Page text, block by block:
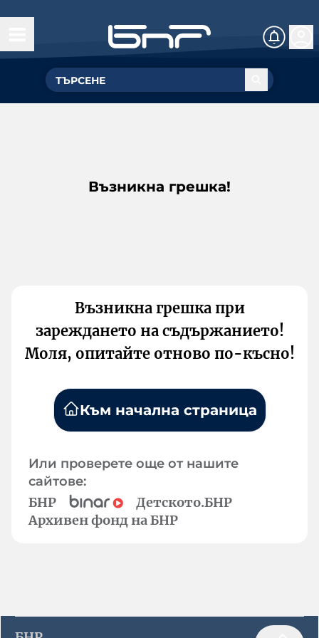
Възникна грешка!
Възникна грешка при
зареждането на съдържанието!
Моля, опитайте отново по-късно!
Към начална страница
Или проверете още от нашите
сайтове:
БНР
Детското.БНР
Архивен фонд на БНР